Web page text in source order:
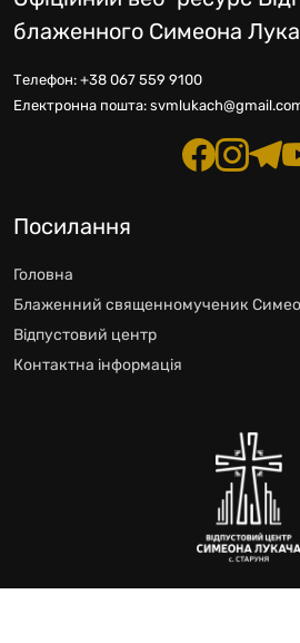
блаженного Симеона
Телефон: +38 067 559 9100
Електронна пошта:
Посилання
Головна
Блаженний священномученик
Відпустовий центр
Контактна інформація